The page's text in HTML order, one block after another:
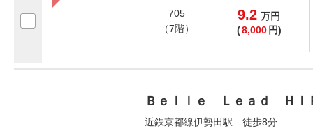
705
（7階）
9.2 万円
(8,000 円)
Ｂｅｌｌｅ Ｌｅａｄ ＨＩ
近鉄京都線伊勢田駅 徒歩8分